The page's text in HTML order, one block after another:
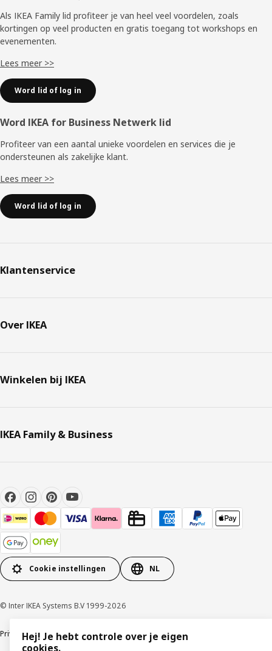
Als IKEA Family lid profiteer je van heel veel voordelen, zoals
kortingen op veel producten en gratis toegang tot workshops en
evenementen.
Lees meer >>
Word lid of log in
Word IKEA for Business Netwerk lid
Profiteer van een aantal unieke voordelen en services die je
ondersteunen als zakelijke klant.
Lees meer >>
Word lid of log in
Klantenservice
Over IKEA
Winkelen bij IKEA
IKEA Family & Business
Cookie instellingen NL
© Inter IKEA Systems B.V 1999-2026
PrivacybeleidCookiesAlgemene voorwaarden Gebruikersvoorwaarden
Hej! Je hebt controle over je eigen